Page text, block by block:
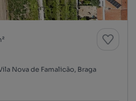
Nova de Famalicão, Braga